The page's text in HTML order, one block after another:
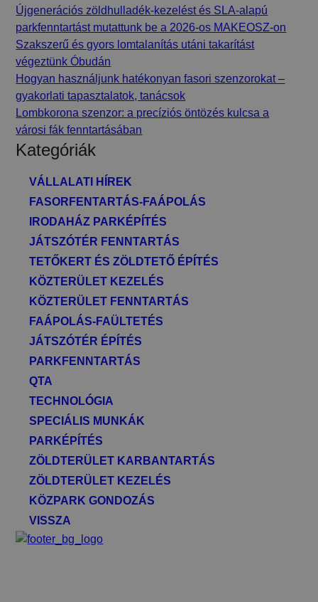
Újgenerációs zöldhulladék-kezelést és SLA-alapú
parkfenntartást mutattunk be a 2026-os MAKEOSZ-on
Szakszerű és gyors lomtalanítás utáni takarítást
végeztünk Óbudán
Hogyan használjunk hatékonyan fasori szenzorokat –
gyakorlati tapasztalatok, tanácsok
Lombkorona szenzor: a precíziós öntözés kulcsa a
városi fák fenntartásában
Kategóriák
VÁLLALATI HÍREK
FASORFENTARTÁS-FAÁPOLÁS
IRODAHÁZ PARKÉPÍTÉS
JÁTSZÓTÉR FENNTARTÁS
TETŐKERT ÉS ZÖLDTETŐ ÉPÍTÉS
KÖZTERÜLET KEZELÉS
KÖZTERÜLET FENNTARTÁS
FAÁPOLÁS-FAÜLTETÉS
JÁTSZÓTÉR ÉPÍTÉS
PARKFENNTARTÁS
QTA
TECHNOLÓGIA
SPECIÁLIS MUNKÁK
PARKÉPÍTÉS
ZÖLDTERÜLET KARBANTARTÁS
ZÖLDTERÜLET KEZELÉS
KÖZPARK GONDOZÁS
VISSZA